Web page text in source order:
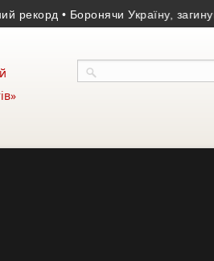
• Боронячи Україну, загинув